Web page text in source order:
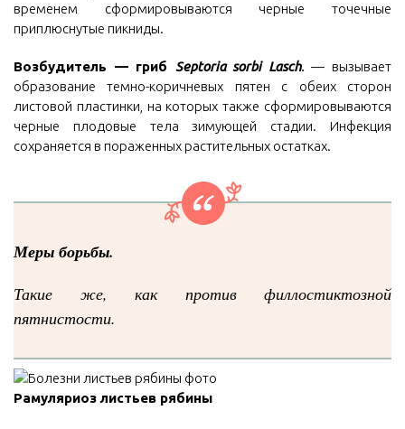
временем сформировываются черные точечные
приплюснутые пикниды.
Возбудитель — гриб Septoria sorbi Lasch. — вызывает
образование темно-коричневых пятен с обеих сторон
листовой пластинки, на которых также сформировываются
черные плодовые тела зимующей стадии. Инфекция
сохраняется в пораженных растительных остатках.
Меры борьбы.
Такие же, как против филлостиктозной
пятнистости.
Рамуляриоз листьев рябины